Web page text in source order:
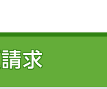
求